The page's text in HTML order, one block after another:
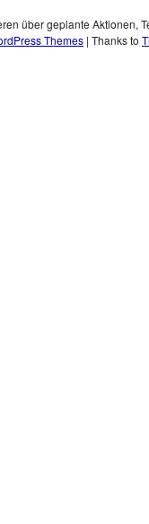
über geplante Aktionen,
Themes | Thanks to